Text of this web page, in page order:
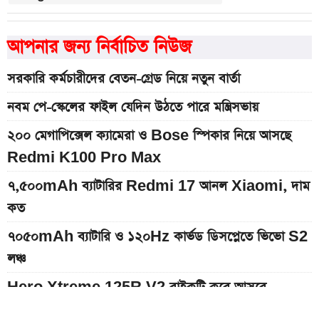
আপনার জন্য নির্বাচিত নিউজ
সরকারি কর্মচারীদের বেতন-গ্রেড নিয়ে নতুন বার্তা
নবম পে-স্কেলের ফাইল যেদিন উঠতে পারে মন্ত্রিসভায়
২০০ মেগাপিক্সেল ক্যামেরা ও Bose স্পিকার নিয়ে আসছে
Redmi K100 Pro Max
৭,৫০০mAh ব্যাটারির Redmi 17 আনল Xiaomi, দাম
কত
৭০৫০mAh ব্যাটারি ও ১২০Hz কার্ভড ডিসপ্লেতে ভিভো S2
লঞ্চ
Hero Xtreme 125R V2 বাইকটি কবে আসবে